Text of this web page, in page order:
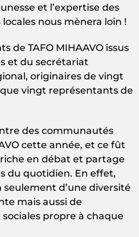
et l’expertise des
nous mènera loin !
de TAFO MIHAAVO issus
et du secrétariat
originaires de vingt
vingt représentants de
des communautés
cette année, et ce fût
en débat et partage
du quotidien. En effet,
d’une diversité
mais aussi de
propre à chaque